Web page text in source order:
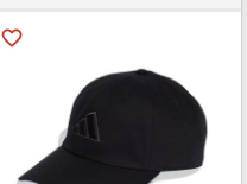
favorite_border